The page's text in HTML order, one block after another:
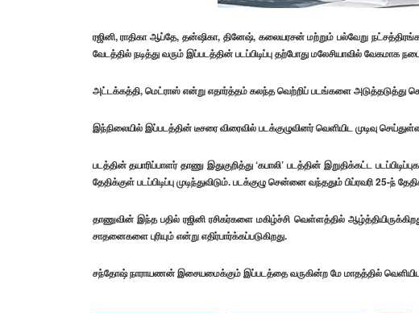
ரஜினி, ராதிகா ஆப்தே, தன்ஷிகா, தினேஷ், கலையரசன் மற்றும் பல்வேறு
வேடத்தில் நடித்து வரும் இப்படத்தின் படப்பிடிப்பு தற்போது மலேசியாவில் வேகமாக
அட்டக்கத்தி, மெட்ராஸ் என்று எதார்த்தம் கலந்த வெற்றிப் படங்களை அடுத்தடுத்து
இந்நிலையில் இப்படத்தின் டீசரை விரைவில் படக்குழுவினர் வெளியிட முடிவு
படத்தின் தயாரிப்பாளர் தாணு இதுகுறித்து ‘கபாலி’ படத்தின் இறுதிக்கட்ட
தேதிக்குள் படப்பிடிப்பு முடிந்துவிடும். படக்குழு சென்னை வந்ததும் பிப்ரவரி 25-ந்
தாணுவின் இந்த பதில் ரஜினி ரசிகர்களை மகிழ்ச்சி வெள்ளத்தில்
சாதனைகளை புரியும் என்று எதிர்பார்க்கப்படுகிறது.
சந்தோஷ் நாராயணன் இசையமைக்கும் இப்படத்தை வருகின்ற மே மாதத்தில் வெளியிட